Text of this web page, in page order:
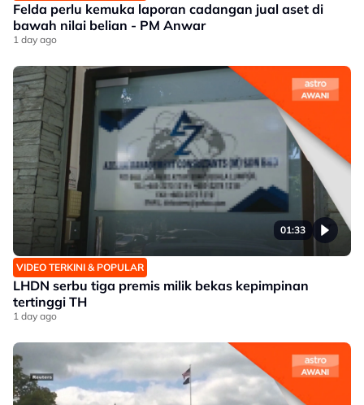
Felda perlu kemuka laporan cadangan jual aset di
bawah nilai belian - PM Anwar
1 day ago
01:33
VIDEO TERKINI & POPULAR
LHDN serbu tiga premis milik bekas kepimpinan
tertinggi TH
1 day ago